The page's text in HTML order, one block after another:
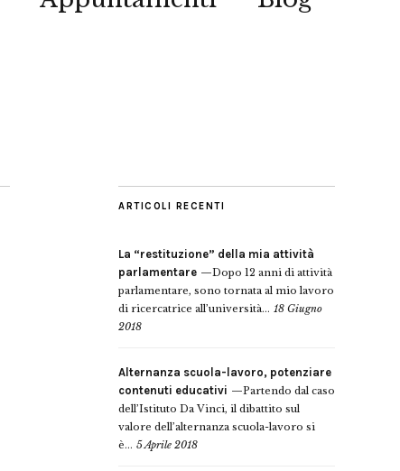
ARTICOLI RECENTI
La “restituzione” della mia attività
parlamentare
Dopo 12 anni di attività
parlamentare, sono tornata al mio lavoro
di ricercatrice all’università... 18 Giugno
2018
Alternanza scuola-lavoro, potenziare
contenuti educativi
Partendo dal caso
dell’Istituto Da Vinci, il dibattito sul
valore dell’alternanza scuola-lavoro si
è... 5 Aprile 2018